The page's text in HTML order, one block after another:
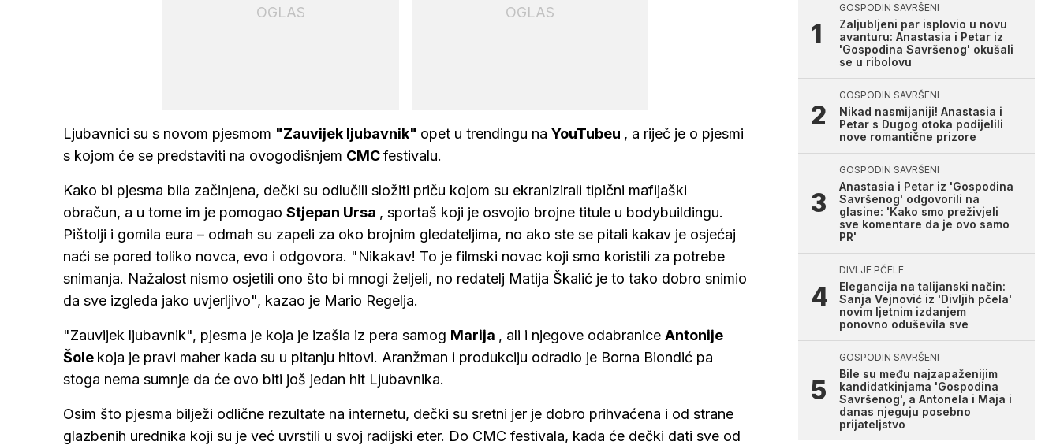
OGLAS OGLAS
Ljubavnici su s novom pjesmom "Zauvijek ljubavnik" opet u trendingu na YouTubeu , a riječ je o pjesmi
s kojom će se predstaviti na ovogodišnjem CMCfestivalu.
Kako bi pjesma bila začinjena, dečki su odlučili složiti priču kojom su ekranizirali tipični mafijaški
obračun, a u tome im je pomogao Stjepan Ursa , sportaš koji je osvojio brojne titule u bodybuildingu.
Pištolji i gomila eura – odmah su zapeli za oko brojnim gledateljima, no ako ste se pitali kakav je osjećaj
naći se pored toliko novca, evo i odgovora. "Nikakav! To je filmski novac koji smo koristili za potrebe
snimanja. Nažalost nismo osjetili ono što bi mnogi željeli, no redatelj Matija Škalić je to tako dobro snimio
da sve izgleda jako uvjerljivo", kazao je Mario Regelja.
"Zauvijek ljubavnik", pjesma je koja je izašla iz pera samog Marija , ali i njegove odabranice Antonije
Šole koja je pravi maher kada su u pitanju hitovi. Aranžman i produkciju odradio je Borna Biondić pa
stoga nema sumnje da će ovo biti još jedan hit Ljubavnika.
Osim što pjesma bilježi odlične rezultate na internetu, dečki su sretni jer je dobro prihvaćena i od strane
glazbenih urednika koji su je već uvrstili u svoj radijski eter. Do CMC festivala, kada će dečki dati sve od
GOSPODIN SAVRŠENI
Zaljubljeni par isplovio u novu
avanturu: Anastasia i Petar iz
'Gospodina Savršenog' okušali
se u ribolovu
GOSPODIN SAVRŠENI
Nikad nasmijaniji! Anastasia i
Petar s Dugog otoka podijelili
nove romantične prizore
GOSPODIN SAVRŠENI
Anastasia i Petar iz 'Gospodina
Savršenog' odgovorili na
glasine: 'Kako smo preživjeli
sve komentare da je ovo samo
PR'
DIVLJE PČELE
Elegancija na talijanski način:
Sanja Vejnović iz 'Divljih pčela'
novim ljetnim izdanjem
ponovno oduševila sve
GOSPODIN SAVRŠENI
Bile su među najzapaženijim
kandidatkinjama 'Gospodina
Savršenog', a Antonela i Maja i
danas njeguju posebno
prijateljstvo